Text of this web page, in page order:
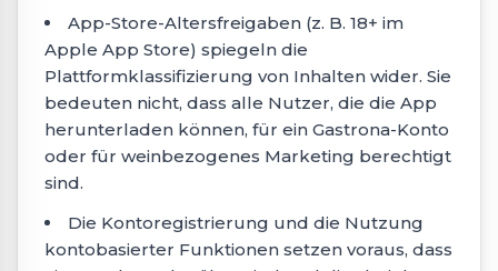
App-Store-Altersfreigaben (z. B. 18+ im
Apple App Store) spiegeln die
Plattformklassifizierung von Inhalten wider. Sie
bedeuten nicht, dass alle Nutzer, die die App
herunterladen können, für ein Gastrona-Konto
oder für weinbezogenes Marketing berechtigt
sind.
Die Kontoregistrierung und die Nutzung
kontobasierter Funktionen setzen voraus, dass